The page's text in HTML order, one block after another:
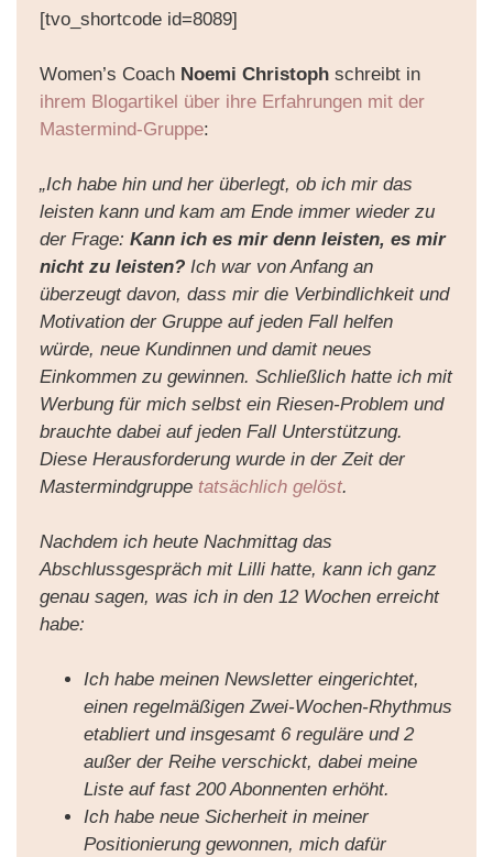
[tvo_shortcode id=8089]
Women’s Coach Noemi Christoph schreibt in
ihrem Blogartikel über ihre Erfahrungen mit der
Mastermind-Gruppe:
„Ich habe hin und her überlegt, ob ich mir das
leisten kann und kam am Ende immer wieder zu
der Frage:Kann ich es mir denn leisten, es mir
nicht zu leisten? Ich war von Anfang an
überzeugt davon, dass mir die Verbindlichkeit und
Motivation der Gruppe auf jeden Fall helfen
würde, neue Kundinnen und damit neues
Einkommen zu gewinnen. Schließlich hatte ich mit
Werbung für mich selbst ein Riesen-Problem und
brauchte dabei auf jeden Fall Unterstützung.
Diese Herausforderung wurde in der Zeit der
Mastermindgruppe tatsächlich gelöst.
Nachdem ich heute Nachmittag das
Abschlussgespräch mit Lilli hatte, kann ich ganz
genau sagen, was ich in den 12 Wochen erreicht
habe:
Ich habe meinen Newsletter eingerichtet,
einen regelmäßigen Zwei-Wochen-Rhythmus
etabliert und insgesamt 6 reguläre und 2
außer der Reihe verschickt, dabei meine
Liste auf fast 200 Abonnenten erhöht.
Ich habe neue Sicherheit in meiner
Positionierung gewonnen, mich dafür